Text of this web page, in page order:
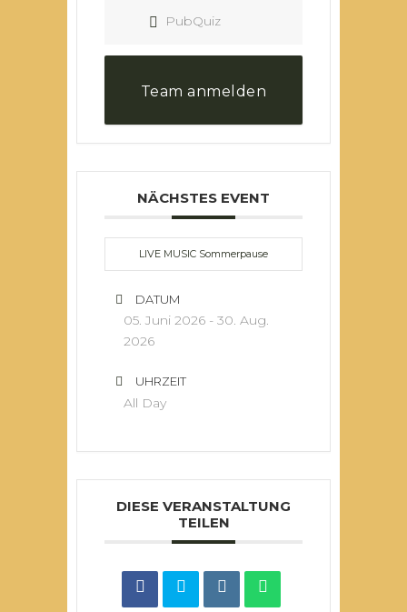
PubQuiz
Team anmelden
NÄCHSTES EVENT
LIVE MUSIC Sommerpause
DATUM
05. Juni 2026 - 30. Aug.
2026
UHRZEIT
All Day
DIESE VERANSTALTUNG
TEILEN